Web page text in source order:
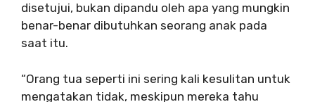
disetujui, bukan dipandu oleh apa yang mungkin
benar-benar dibutuhkan seorang anak pada
saat itu.
“Orang tua seperti ini sering kali kesulitan untuk
mengatakan tidak, meskipun mereka tahu